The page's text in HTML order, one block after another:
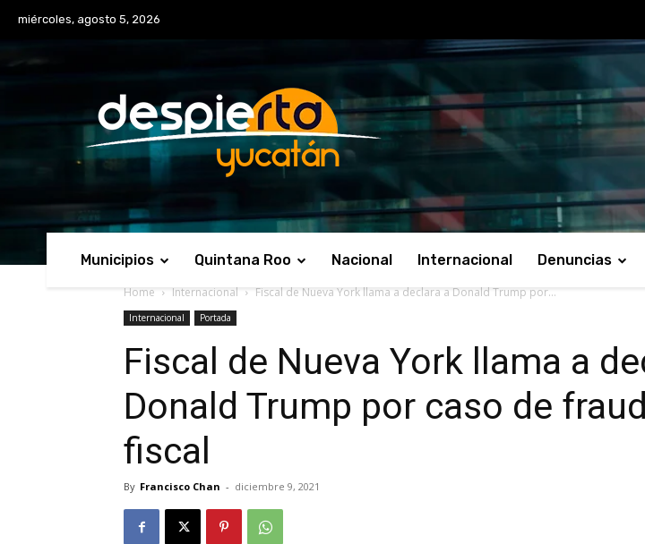
miércoles, agosto 5, 2026
Municipios Quintana Roo Nacional Internacional Denuncias
Home Internacional Fiscal de Nueva York llama a declara a Donald Trump por...
Internacional Portada
Fiscal de Nueva York llama a
Donald Trump por caso de
fiscal
By Francisco Chan - diciembre 9, 2021